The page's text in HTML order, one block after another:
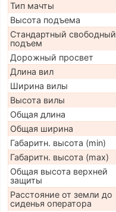
Тип мачты
Высота подъема
Стандартный свободный
подъем
Дорожный просвет
Длина вил
Ширина вилы
Высота вилы
Общая длина
Общая ширина
Габаритн. высота (min)
Габаритн. высота (max)
Общая высота верхней
защиты
Расстояние от земли до
сиденья оператора